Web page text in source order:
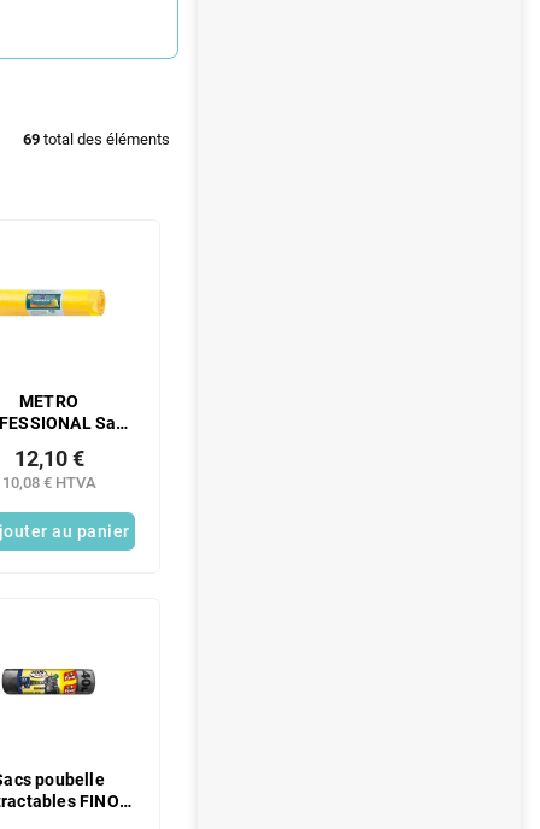
69 total des éléments
METRO
Sacs
2 x 25 pièces.
10,08 € HTVA
12,10 €
au panier
poubelle
FINO